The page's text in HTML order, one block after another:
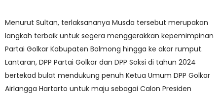
Menurut Sultan, terlaksananya Musda tersebut merupakan
langkah terbaik untuk segera menggerakkan kepemimpinan
Partai Golkar Kabupaten Bolmong hingga ke akar rumput.
Lantaran, DPP Partai Golkar dan DPP Soksi di tahun 2024
bertekad bulat mendukung penuh Ketua Umum DPP Golkar
Airlangga Hartarto untuk maju sebagai Calon Presiden